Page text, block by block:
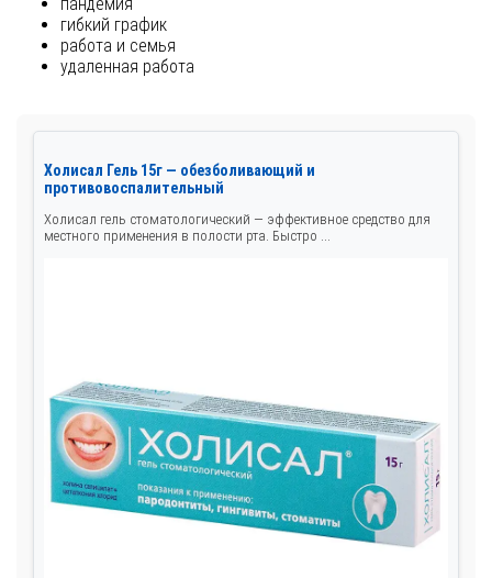
гибкий график
работа и семья
удаленная работа
Холисал Гель 15г — обезболивающий и
противовоспалительный
Холисал гель стоматологический — эффективное средство для
местного применения в полости рта. Быстро ...